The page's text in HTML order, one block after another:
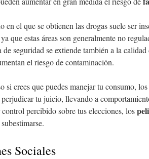
en el que se obtienen las drogas suele ser
que estas áreas son generalmente no
seguridad se extiende también a la
el riesgo de contaminación.
si crees que puedes manejar tu consumo, los
perjudicar tu juicio, llevando a
percibido sobre tus elecciones, los
Sociales